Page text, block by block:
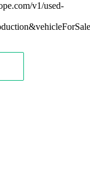
v1/used-